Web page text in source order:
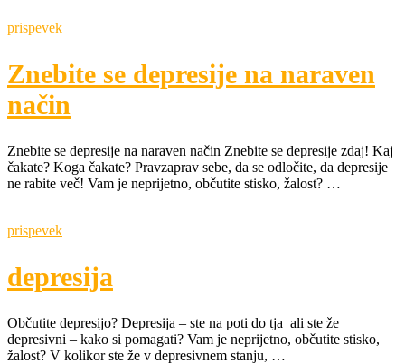
prispevek
Znebite se depresije na naraven
način
Znebite se depresije na naraven način Znebite se depresije zdaj! Kaj
čakate? Koga čakate? Pravzaprav sebe, da se odločite, da depresije
ne rabite več! Vam je neprijetno, občutite stisko, žalost? …
prispevek
depresija
Občutite depresijo? Depresija – ste na poti do tja ali ste že
depresivni – kako si pomagati? Vam je neprijetno, občutite stisko,
žalost? V kolikor ste že v depresivnem stanju, …